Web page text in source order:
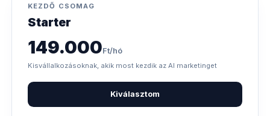
KEZDŐ CSOMAG
Starter
149.000Ft/hó
Kisvállalkozásoknak, akik most kezdik az AI marketinget
Kiválasztom